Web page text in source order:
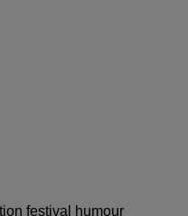
festival humour